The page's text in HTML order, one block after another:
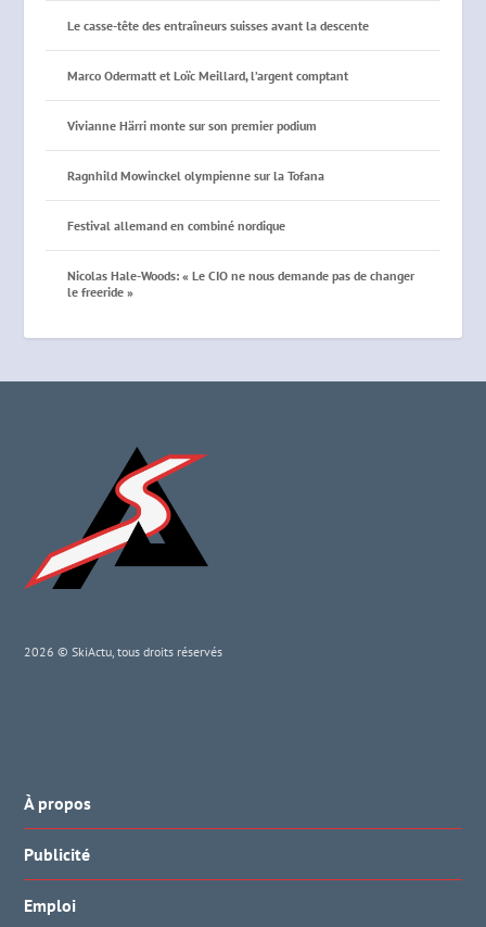
Le casse-tête des entraîneurs suisses avant la descente
Marco Odermatt et Loïc Meillard, l’argent comptant
Vivianne Härri monte sur son premier podium
Ragnhild Mowinckel olympienne sur la Tofana
Festival allemand en combiné nordique
Nicolas Hale-Woods: « Le CIO ne nous demande pas de changer
le freeride »
2026 © SkiActu, tous droits réservés
À propos
Publicité
Emploi